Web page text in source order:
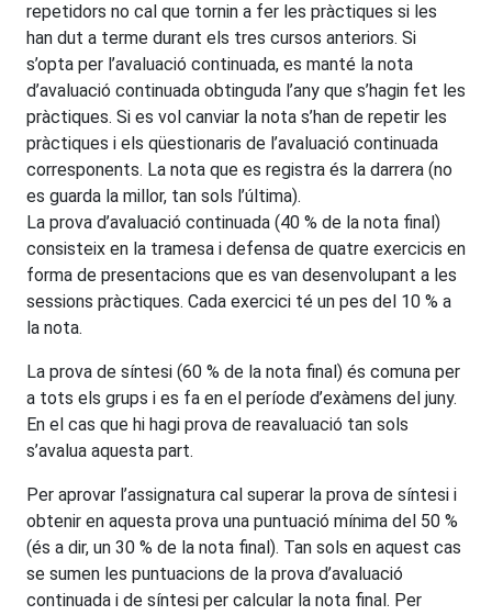
repetidors no cal que tornin a fer les pràctiques si les
han dut a terme durant els tres cursos anteriors. Si
s’opta per l’avaluació continuada, es manté la nota
d’avaluació continuada obtinguda l’any que s’hagin fet les
pràctiques. Si es vol canviar la nota s’han de repetir les
pràctiques i els qüestionaris de l’avaluació continuada
corresponents. La nota que es registra és la darrera (no
es guarda la millor, tan sols l’última).
La prova d’avaluació continuada (40 % de la nota final)
consisteix en la tramesa i defensa de quatre exercicis en
forma de presentacions que es van desenvolupant a les
sessions pràctiques. Cada exercici té un pes del 10 % a
la nota.
La prova de síntesi (60 % de la nota final) és comuna per
a tots els grups i es fa en el període d’exàmens del juny.
En el cas que hi hagi prova de reavaluació tan sols
s’avalua aquesta part.
Per aprovar l’assignatura cal superar la prova de síntesi i
obtenir en aquesta prova una puntuació mínima del 50 %
(és a dir, un 30 % de la nota final). Tan sols en aquest cas
se sumen les puntuacions de la prova d’avaluació
continuada i de síntesi per calcular la nota final. Per